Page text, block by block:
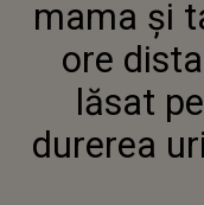
mama și
ore
lăsat
durerea